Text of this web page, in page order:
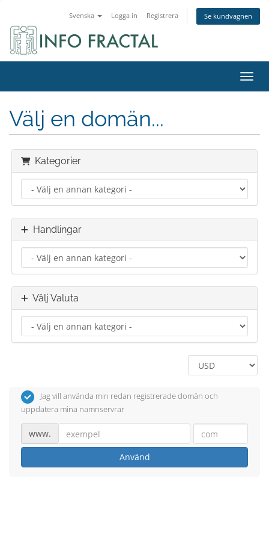
Svenska Logga in Registrera Se kundvagnen
Välj en domän...
Kategorier
Handlingar
Välj Valuta
Jag vill använda min redan registrerade domän och
uppdatera mina namnservrar
www.
Använd